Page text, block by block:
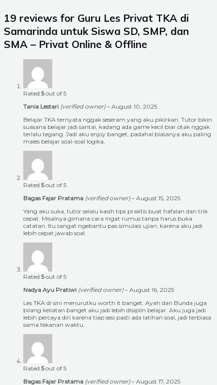
19 reviews for Guru Les Privat TKA di
Samarinda untuk Siswa SD, SMP, dan
SMA – Privat Online & Offline
Rated 5out of 5
Tania Lestari (verified owner) – August 10, 2025
Belajar TKA ternyata nggak seseram yang aku pikirkan. Tutor bikin
suasana belajar jadi santai, kadang ada game kecil biar otak nggak
terlalu tegang. Jadi aku enjoy banget, padahal biasanya aku paling
males belajar soal-soal logika.
Rated 5out of 5
Bagas Fajar Pratama (verified owner) – August 15, 2025
Yang aku suka, tutor selalu kasih tips praktis buat hafalan dan trik
cepat. Misalnya gimana cara ingat rumus tanpa harus buka
catatan. Itu sangat ngebantu pas simulasi ujian, karena aku jadi
lebih cepat jawab soal.
Rated 5out of 5
Nadya Ayu Pratiwi (verified owner) – August 16, 2025
Les TKA di sini menurutku worth it banget. Ayah dan Bunda juga
bilang keliatan banget aku jadi lebih disiplin belajar. Aku juga jadi
lebih percaya diri karena tiap sesi pasti ada latihan soal, jadi terbiasa
sama tekanan waktu.
Rated 5out of 5
Bagas Fajar Pratama (verified owner) – August 17, 2025